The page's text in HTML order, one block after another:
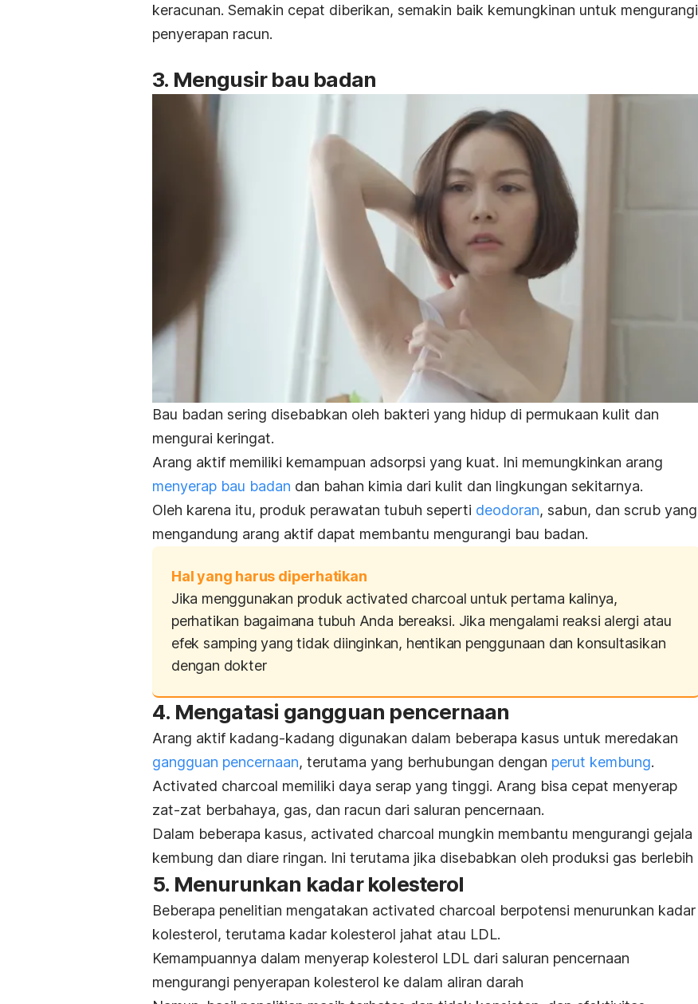
keracunan. Semakin cepat diberikan, semakin baik kemungkinan untuk mengurangi
penyerapan racun.
3. Mengusir bau badan
Bau badan sering disebabkan oleh bakteri yang hidup di permukaan kulit dan
mengurai keringat.
Arang aktif memiliki kemampuan adsorpsi yang kuat. Ini memungkinkan arang
menyerap bau badan dan bahan kimia dari kulit dan lingkungan sekitarnya.
Oleh karena itu, produk perawatan tubuh seperti deodoran, sabun, dan scrub yang
mengandung arang aktif dapat membantu mengurangi bau badan.
Hal yang harus diperhatikan
Jika menggunakan produk activated charcoal untuk pertama kalinya,
perhatikan bagaimana tubuh Anda bereaksi. Jika mengalami reaksi alergi atau
efek samping yang tidak diinginkan, hentikan penggunaan dan konsultasikan
dengan dokter
4. Mengatasi gangguan pencernaan
Arang aktif kadang-kadang digunakan dalam beberapa kasus untuk meredakan
gangguan pencernaan, terutama yang berhubungan dengan perut kembung.
Activated charcoal memiliki daya serap yang tinggi. Arang bisa cepat menyerap
zat-zat berbahaya, gas, dan racun dari saluran pencernaan.
Dalam beberapa kasus, activated charcoal mungkin membantu mengurangi gejala
kembung dan diare ringan. Ini terutama jika disebabkan oleh produksi gas berlebih
5. Menurunkan kadar kolesterol
Beberapa penelitian mengatakan activated charcoal berpotensi menurunkan kadar
kolesterol, terutama kadar kolesterol jahat atau LDL.
Kemampuannya dalam menyerap kolesterol LDL dari saluran pencernaan
mengurangi penyerapan kolesterol ke dalam aliran darah